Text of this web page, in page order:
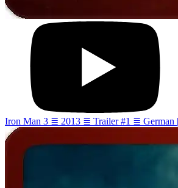
Iron Man 3 ≣ 2013 ≣ Trailer #1 ≣ German